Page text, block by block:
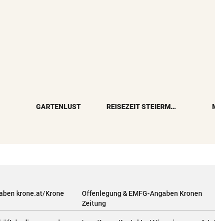
GARTENLUST REISEZEIT STEIERMARK
krone.at/Krone
Offenlegung & EMFG-Angaben Kronen
Zeitung